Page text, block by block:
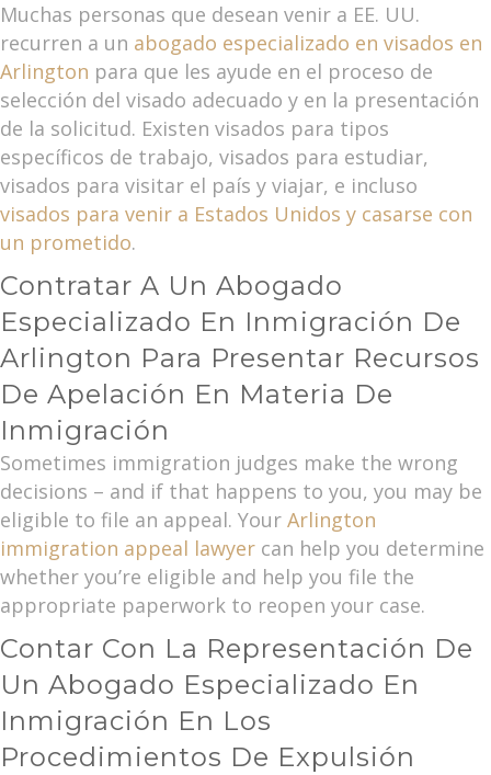
Muchas personas que desean venir a EE. UU.
recurren a un abogado especializado en visados en
Arlington para que les ayude en el proceso de
selección del visado adecuado y en la presentación
de la solicitud. Existen visados para tipos
específicos de trabajo, visados para estudiar,
visados para visitar el país y viajar, e incluso
visados para venir a Estados Unidos y casarse con
un prometido.
Contratar A Un Abogado
Especializado En Inmigración De
Arlington Para Presentar Recursos
De Apelación En Materia De
Inmigración
Sometimes immigration judges make the wrong
decisions – and if that happens to you, you may be
eligible to file an appeal. Your Arlington
immigration appeal lawyer can help you determine
whether you’re eligible and help you file the
appropriate paperwork to reopen your case.
Contar Con La Representación De
Un Abogado Especializado En
Inmigración En Los
Procedimientos De Expulsión